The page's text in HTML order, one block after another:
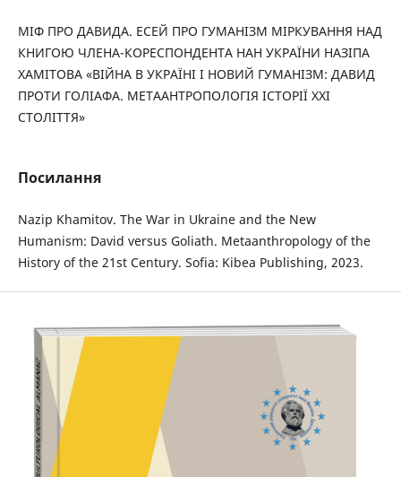
МІФ ПРО ДАВИДА. ЕСЕЙ ПРО ГУМАНІЗМ МІРКУВАННЯ НАД
КНИГОЮ ЧЛЕНА-КОРЕСПОНДЕНТА НАН УКРАЇНИ НАЗІПА
ХАМІТОВА «ВІЙНА В УКРАЇНІ І НОВИЙ ГУМАНІЗМ: ДАВИД
ПРОТИ ГОЛІАФА. МЕТААНТРОПОЛОГІЯ ІСТОРІЇ ХХІ
СТОЛІТТЯ»
Посилання
Nazip Khamitov. The War in Ukraine and the New
Humanism: David versus Goliath. Metaanthropology of the
History of the 21st Century. Sofia: Kibea Publishing, 2023.